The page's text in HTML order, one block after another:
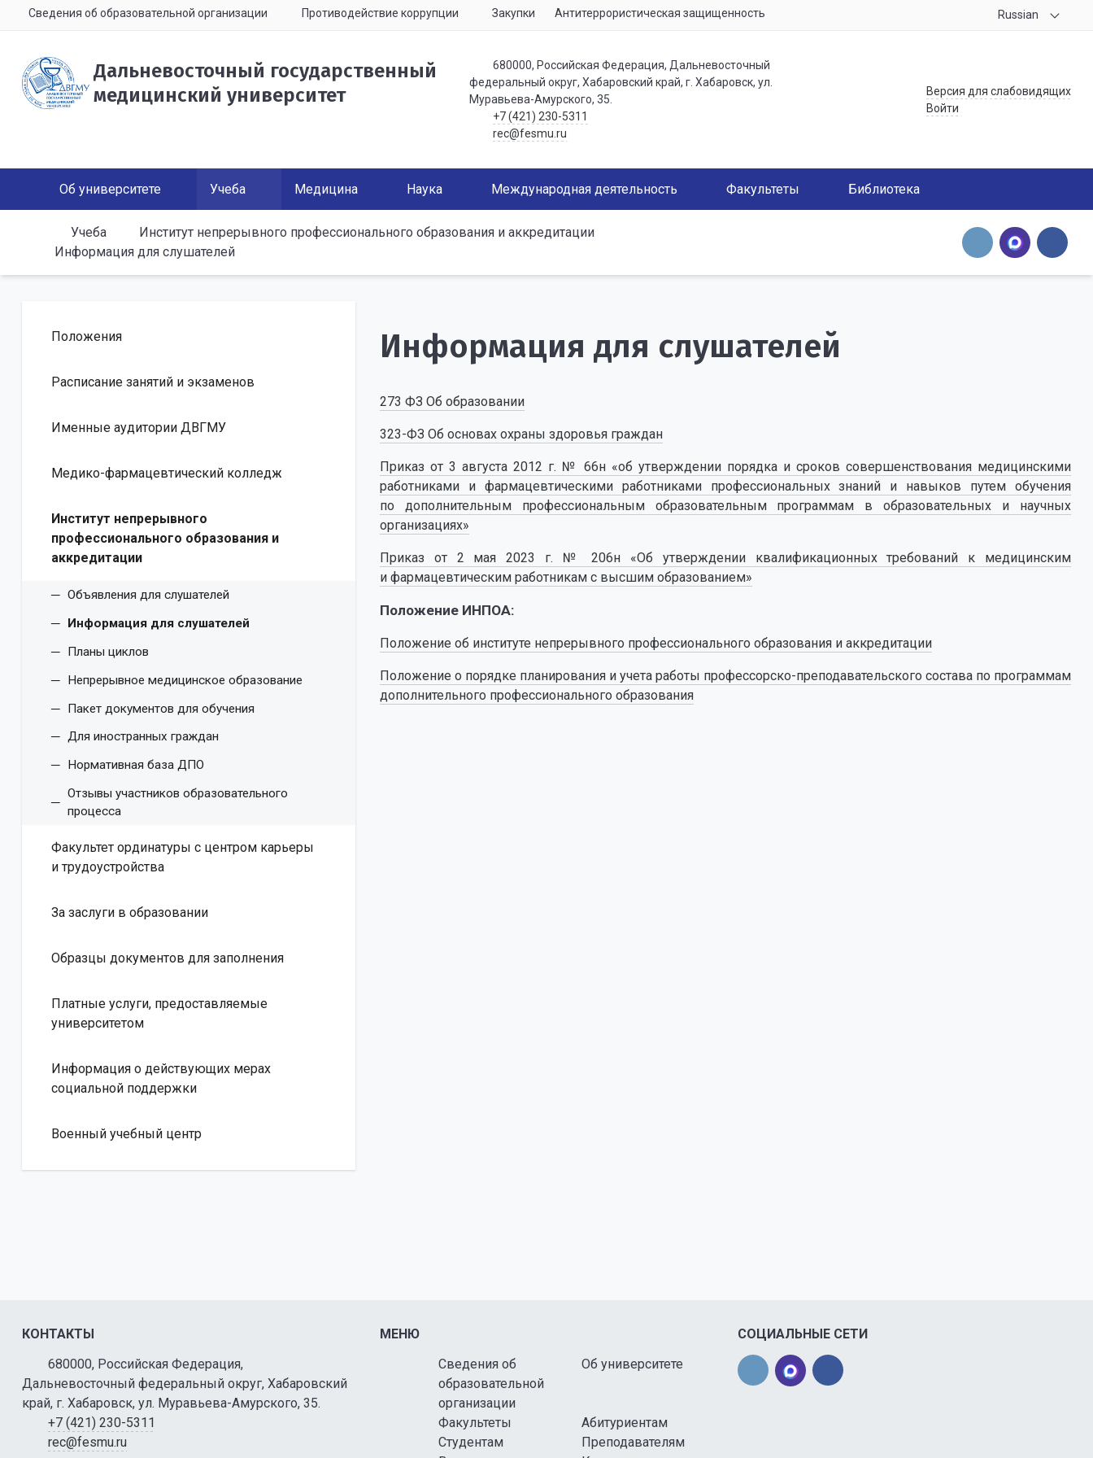
Сведения об образовательной организации Противодействие коррупции Закупки Антитеррористическая защищенность Russian
Дальневосточный государственный
медицинский университет
680000, Российская Федерация, Дальневосточный
федеральный округ, Хабаровский край, г. Хабаровск, ул.
Муравьева-Амурского, 35.
+7 (421) 230-5311
rec@fesmu.ru
Версия для слабовидящих
Войти
Об университете Учеба Медицина Наука Международная деятельность Факультеты Библиотека
Учеба
Институт непрерывного профессионального образования и аккредитации
Информация для слушателей
Положения
Расписание занятий и экзаменов
Именные аудитории ДВГМУ
Медико-фармацевтический колледж
Институт непрерывного
профессионального образования и
аккредитации
Объявления для слушателей
Информация для слушателей
Планы циклов
Непрерывное медицинское образование
Пакет документов для обучения
Для иностранных граждан
Нормативная база ДПО
Отзывы участников образовательного
процесса
Факультет ординатуры с центром карьеры
и трудоустройства
За заслуги в образовании
Образцы документов для заполнения
Платные услуги, предоставляемые
университетом
Информация о действующих мерах
социальной поддержки
Военный учебный центр
Информация для слушателей
273 ФЗ Об образовании
323-ФЗ Об основах охраны здоровья граждан
Приказ от 3 августа 2012 г. № 66н «об утверждении порядка и сроков совершенствования медицинскими
работниками и фармацевтическими работниками профессиональных знаний и навыков путем обучения
по дополнительным профессиональным образовательным программам в образовательных и научных
организациях»
Приказ от 2 мая 2023 г. № 206н «Об утверждении квалификационных требований к медицинским
и фармацевтическим работникам с высшим образованием»
Положение ИНПОА:
Положение об институте непрерывного профессионального образования и аккредитации
Положение о порядке планирования и учета работы профессорско-преподавательского состава по программам
дополнительного профессионального образования
КОНТАКТЫ
680000, Российская Федерация,
Дальневосточный федеральный округ, Хабаровский
край, г. Хабаровск, ул. Муравьева-Амурского, 35.
+7 (421) 230-5311
rec@fesmu.ru
МЕНЮ
Сведения об
образовательной
организации
Об университете
Факультеты
Абитуриентам
Студентам
Преподавателям
СОЦИАЛЬНЫЕ СЕТИ